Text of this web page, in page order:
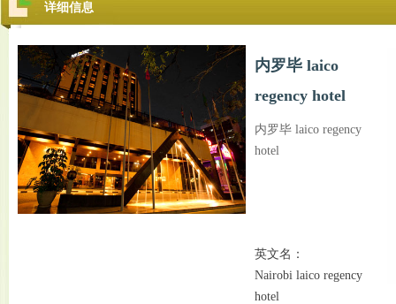
内罗毕 laico
regency hotel
内罗毕 laico regency
hotel
英文名：
Nairobi laico regency
hotel
详细信息